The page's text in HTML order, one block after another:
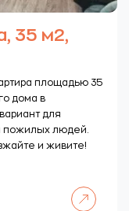
35 м2,
площадью 35
дома в
для
пожилых людей.
и живите!